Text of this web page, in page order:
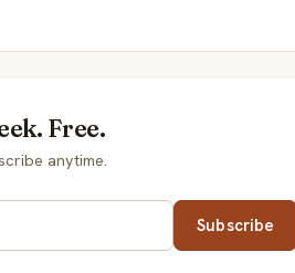
Free.
anytime.
Subscribe